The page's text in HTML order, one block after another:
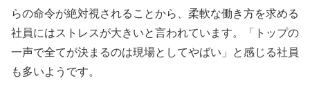
らの命令が絶対視されることから、柔軟な働き方を求める
社員にはストレスが大きいと言われています。「トップの
一声で全てが決まるのは現場としてやばい」と感じる社員
も多いようです。